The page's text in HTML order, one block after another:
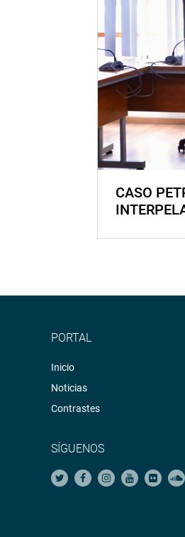
CASO
PORTAL
Inicio
Noticias
Contrastes
SÍGUENOS